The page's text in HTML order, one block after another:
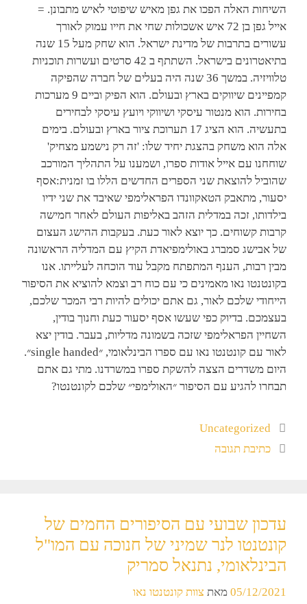
השיחות האלה הפכו את גפן מאיש שיפוטי לאיש מתבונן. =
אייל גפן בן 72 איש אשכולות שחי את חייו עמוק לאורך
עשורים בתרבות של מדינת ישראל. הוא שחק מעל 15 שנה
בתיאטרונים בישראל. השתתף ב 42 סרטים ועשרות תוכניות
טלוויזיה. במשך 36 שנה היה בעלים של חברה שהפיקה
קמפיינים שיווקים בארץ ובעולם. הוא הפיק וביים 9 מערכות
בחירות. הוא מנטור עיסקי ושיווקי ויועץ עיסקי לבחירים
בתעשיה. הוא הציג 17 תערוכת ציור בארץ ובעולם. בימים
אלה הוא משחק בהצגת יחיד שלו: 'זה רק נישמע מצחיק'
שוחחנו עם אייל אודות ספרו, ושמענו על התהליך המורכב
שהוביל להוצאת שני הספרים החדשים הללו בו זמנית:אסף
יסעור, מתאבק הטאקוונדו הפראלימפי שאיבד את שני ידיו
בילדותו, זכה במדלית הזהב באליפות העולם לאחר חמישה
קרבות קשוחים. כך יוצא לאור כעת. בעקבות ההישג העצום
של אבישג סמברג באולימפיאדת הקיץ עם המדליה הראשונה
מבין רבות, הענף המתפתח מקבל עוד הוכחה לעלייתו. אנו
בקונטנטו נאו מאמינים כי עם כוח רב וצמא להוציא את הסיפור
הייחודי שלכם לאור, גם אתם יכולים להיות רבי המכר שלכם,
בעצמכם. בדיוק כפי שעשו אסף יסעור כעת וחנוך בודין,
השחיין הפראלימפי שזכה בשמונה מדליות, בעבר. בודין יצא
לאור עם קונטנטו נאו עם ספרו הבינלאומי, ״single handed״.
היום משדרים הצצה להשקת ספרו במשרדנו. מתי גם אתם
תבחרו להגיע עם הסיפור ״האולימפי״ שלכם לקונטנטו?
Uncategorized
כתיבת תגובה
עדכון שבועי עם הסיפורים החמים של
קונטנטו לנר שמיני של חנוכה עם המו"ל
הבינלאומי, נתנאל סמריק
05/12/2021 מאת צוות קונטנטו נאו